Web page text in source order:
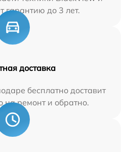
гарантию до 3 лет.
доставка
бесплатно доставит
на ремонт и обратно.